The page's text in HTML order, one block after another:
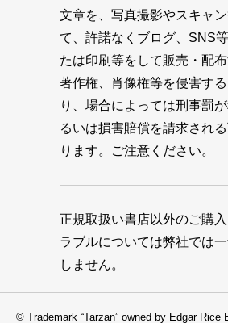
文章を、写真撮影やスキャ
て、許諾なくブログ、SNS
たは印刷等をして販売・配
著作権、肖像権等を侵害す
り、場合によっては刑事罰
るいは損害賠償を請求され
ります。ご注意ください。
正規取扱い書店以外のご購
ラブルについては弊社では
しません。
© Trademark “Tarzan” owned by Edgar Rice